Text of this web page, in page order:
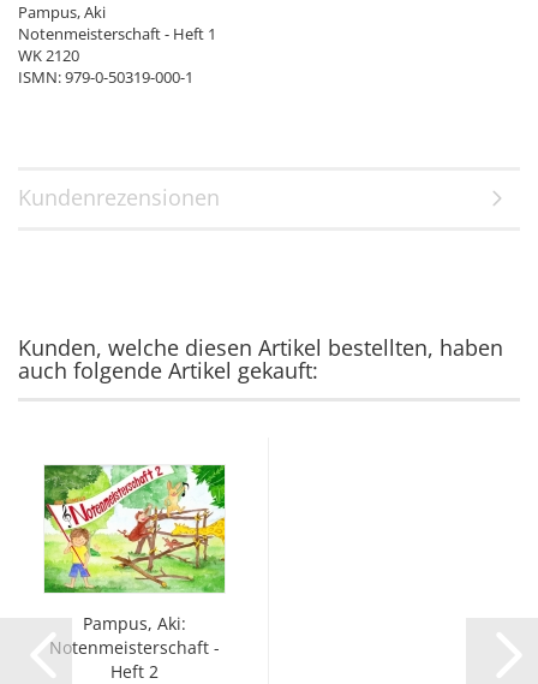
Pampus, Aki
Notenmeisterschaft - Heft 1
WK 2120
ISMN: 979-0-50319-000-1
Kundenrezensionen
Kunden, welche diesen Artikel bestellten, haben
auch folgende Artikel gekauft:
Pampus, Aki:
Notenmeisterschaft -
Heft 2